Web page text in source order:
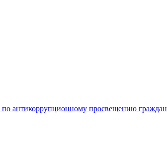
антикоррупционному просвещению граждан